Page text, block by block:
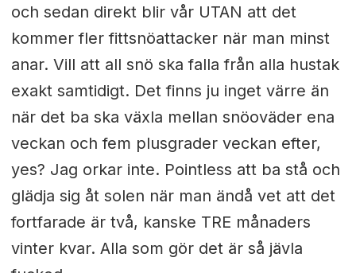
och sedan direkt blir vår UTAN att det
kommer fler fittsnöattacker när man minst
anar. Vill att all snö ska falla från alla hustak
exakt samtidigt. Det finns ju inget värre än
när det ba ska växla mellan snöoväder ena
veckan och fem plusgrader veckan efter,
yes? Jag orkar inte. Pointless att ba stå och
glädja sig åt solen när man ändå vet att det
fortfarade är två, kanske TRE månaders
vinter kvar. Alla som gör det är så jävla